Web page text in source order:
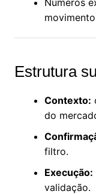
Estrutura
Contexto:
do
filtro.
Execução:
validação.